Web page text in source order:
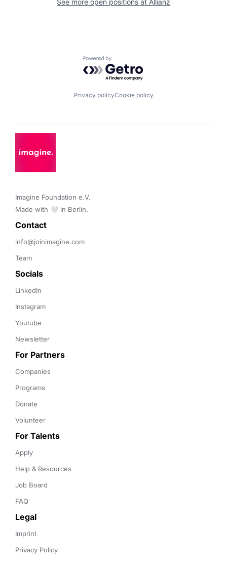
See more open positions at Allianz
Powered by Getro.com
Privacy policyCookie policy
Imagine Foundation e.V.
Made with 🤍 in Berlin.
Contact
info@joinimagine.com
Team
Socials
LinkedIn
Instagram
Youtube
Newsletter
For Partners
Companies
Programs
Donate
Volunteer
For Talents
Apply
Help & Resources
Job Board
FAQ
Legal
Imprint
Privacy Policy